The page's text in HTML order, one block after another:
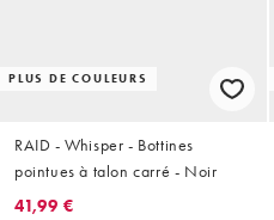
PLUS DE COULEURS
RAID - Whisper - Bottines
pointues à talon carré - Noir
41,99 €